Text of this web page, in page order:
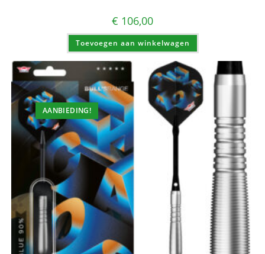
€ 106,00
Toevoegen aan winkelwagen
AANBIEDING!